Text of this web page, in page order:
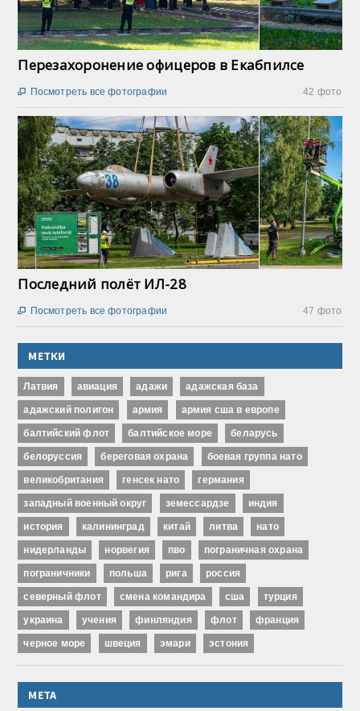
Перезахоронение офицеров в Екабпилсе
42 фото
 Посмотреть все фотографии
Последний полёт ИЛ-28
47 фото
 Посмотреть все фотографии
МЕТКИ
Латвия авиация адажи адажская база
адажский полигон армия армия сша в европе
балтийский флот балтийское море беларусь
белоруссия береговая охрана боевая группа нато
великобритания генсек нато германия
западный военный округ земессардзе индия
история калининград китай литва нато
нидерланды норвегия пво пограничная охрана
пограничники польша рига россия
северный флот смена командира сша турция
украина учения финляндия флот франция
черное море швеция эмари эстония
МЕТА